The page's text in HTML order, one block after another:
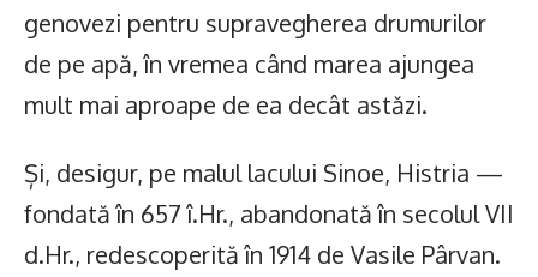
genovezi pentru supravegherea drumurilor
de pe apă, în vremea când marea ajungea
mult mai aproape de ea decât astăzi.
Și, desigur, pe malul lacului Sinoe, Histria —
fondată în 657 î.Hr., abandonată în secolul VII
d.Hr., redescoperită în 1914 de Vasile Pârvan.